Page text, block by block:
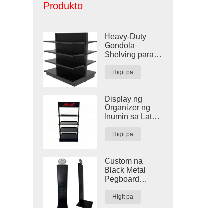
Produkto
Heavy-Duty
Gondola
Shelving para
Tindahan
Higit pa
Display ng
Organizer ng
Inumin sa Lata
Higit pa
Custom na
Black Metal
Pegboard
Display Rack
Higit pa